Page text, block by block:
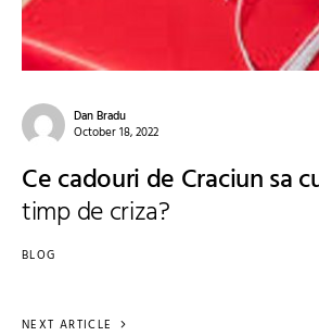
Dan Bradu
October 18, 2022
Ce cadouri de Craciun sa
timp de criza?
BLOG
NEXT ARTICLE